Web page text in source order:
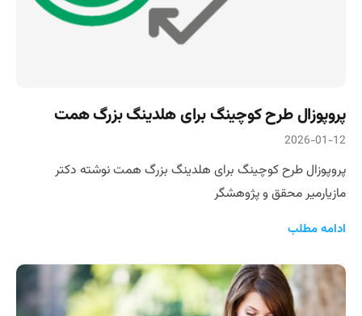
پروپوزال طرح کوچینگ برای هلدینگ بزرگ همت
2026-01-12
پروپوزال طرح کوچینگ برای هلدینگ بزرگ همت نوشته دکتر
مازیارمیر محقق و پژوهشگر
ادامه مطلب